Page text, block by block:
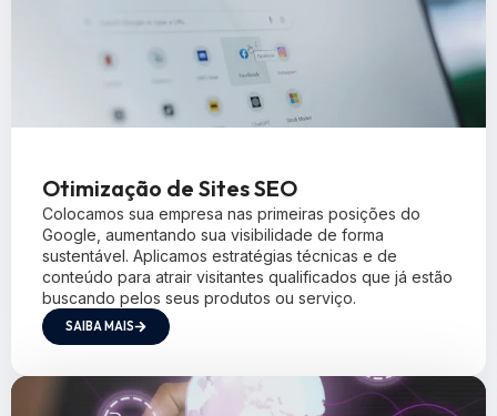
Otimização de Sites SEO
Colocamos sua empresa nas primeiras posições do
Google, aumentando sua visibilidade de forma
sustentável. Aplicamos estratégias técnicas e de
conteúdo para atrair visitantes qualificados que já estão
buscando pelos seus produtos ou serviço.
SAIBA MAIS